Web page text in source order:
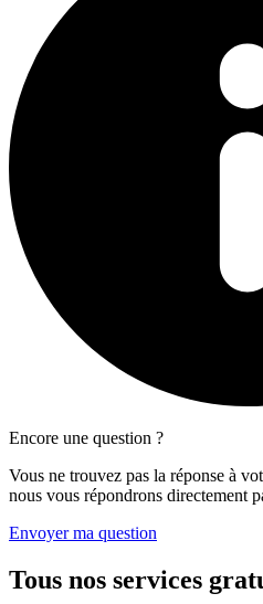
Encore une question ?
Vous ne trouvez pas la réponse à
nous vous répondrons directement
Envoyer ma question
Tous nos services